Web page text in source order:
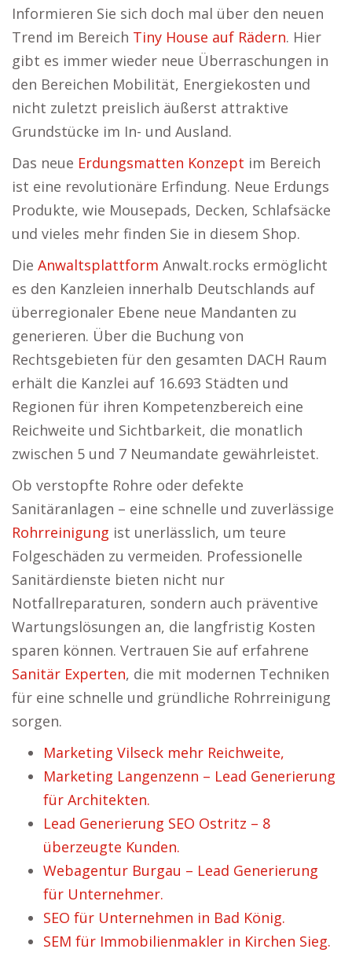
Informieren Sie sich doch mal über den neuen
Trend im Bereich Tiny House auf Rädern. Hier
gibt es immer wieder neue Überraschungen in
den Bereichen Mobilität, Energiekosten und
nicht zuletzt preislich äußerst attraktive
Grundstücke im In- und Ausland.
Das neue Erdungsmatten Konzept im Bereich
ist eine revolutionäre Erfindung. Neue Erdungs
Produkte, wie Mousepads, Decken, Schlafsäcke
und vieles mehr finden Sie in diesem Shop.
Die Anwaltsplattform Anwalt.rocks ermöglicht
es den Kanzleien innerhalb Deutschlands auf
überregionaler Ebene neue Mandanten zu
generieren. Über die Buchung von
Rechtsgebieten für den gesamten DACH Raum
erhält die Kanzlei auf 16.693 Städten und
Regionen für ihren Kompetenzbereich eine
Reichweite und Sichtbarkeit, die monatlich
zwischen 5 und 7 Neumandate gewährleistet.
Ob verstopfte Rohre oder defekte
Sanitäranlagen – eine schnelle und zuverlässige
Rohrreinigung ist unerlässlich, um teure
Folgeschäden zu vermeiden. Professionelle
Sanitärdienste bieten nicht nur
Notfallreparaturen, sondern auch präventive
Wartungslösungen an, die langfristig Kosten
sparen können. Vertrauen Sie auf erfahrene
Sanitär Experten, die mit modernen Techniken
für eine schnelle und gründliche Rohrreinigung
sorgen.
Marketing Vilseck mehr Reichweite,
Marketing Langenzenn – Lead Generierung
für Architekten.
Lead Generierung SEO Ostritz – 8
überzeugte Kunden.
Webagentur Burgau – Lead Generierung
für Unternehmer.
SEO für Unternehmen in Bad König.
SEM für Immobilienmakler in Kirchen Sieg.